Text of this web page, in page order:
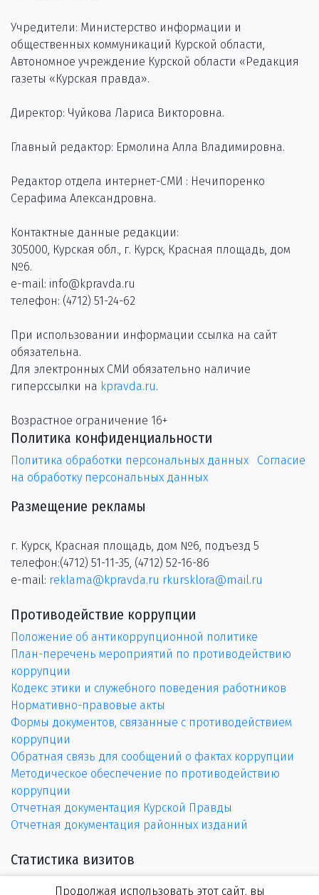
Учредители: Министерство информации и
общественных коммуникаций Курской области,
Автономное учреждение Курской области «Редакция
газеты «Курская правда».
Директор: Чуйкова Лариса Викторовна.
Главный редактор: Ермолина Алла Владимировна.
Редактор отдела интернет-СМИ : Нечипоренко
Серафима Александровна.
Контактные данные редакции:
305000, Курская обл., г. Курск, Красная площадь, дом
№6.
e-mail: info@kpravda.ru
телефон: (4712) 51-24-62
При использовании информации ссылка на сайт
обязательна.
Для электронных СМИ обязательно наличие
гиперссылки на kpravda.ru.
Возрастное ограничение 16+
Политика конфиденциальности
Политика обработки персональных данных
Согласие
на обработку персональных данных
Размещение рекламы
г. Курск, Красная площадь, дом №6, подъезд 5
телефон:(4712) 51-11-35, (4712) 52-16-86
e-mail: reklama@kpravda.ru rkursklora@mail.ru
Противодействие коррупции
Положение об антикоррупционной политике
План-перечень мероприятий по противодействию
коррупции
Кодекс этики и служебного поведения работников
Нормативно-правовые акты
Формы документов, связанные с противодействием
коррупции
Обратная связь для сообщений о фактах коррупции
Методическое обеспечение по противодействию
коррупции
Отчетная документация Курской Правды
Отчетная документация районных изданий
Статистика визитов
Продолжая использовать этот сайт, вы